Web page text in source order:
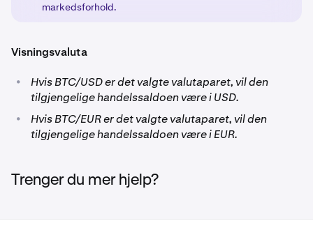
markedsforhold.
Visningsvaluta
•
Hvis BTC/USD er det valgte valutaparet, vil den
tilgjengelige handelssaldoen være i USD.
•
Hvis BTC/EUR er det valgte valutaparet, vil den
tilgjengelige handelssaldoen være i EUR.
Trenger du mer hjelp?